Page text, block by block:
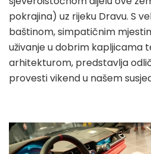
pokrajina) uz rijeku Dravu. S
baštinom, simpatičnim
uživanje u dobrim kapljicama
arhitekturom, predstavlja
provesti vikend u našem